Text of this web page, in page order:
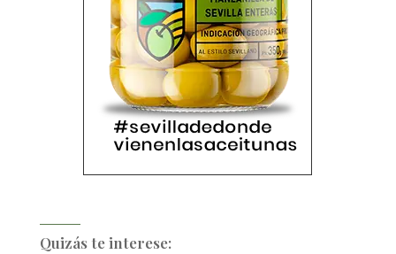
Quizás te interese: